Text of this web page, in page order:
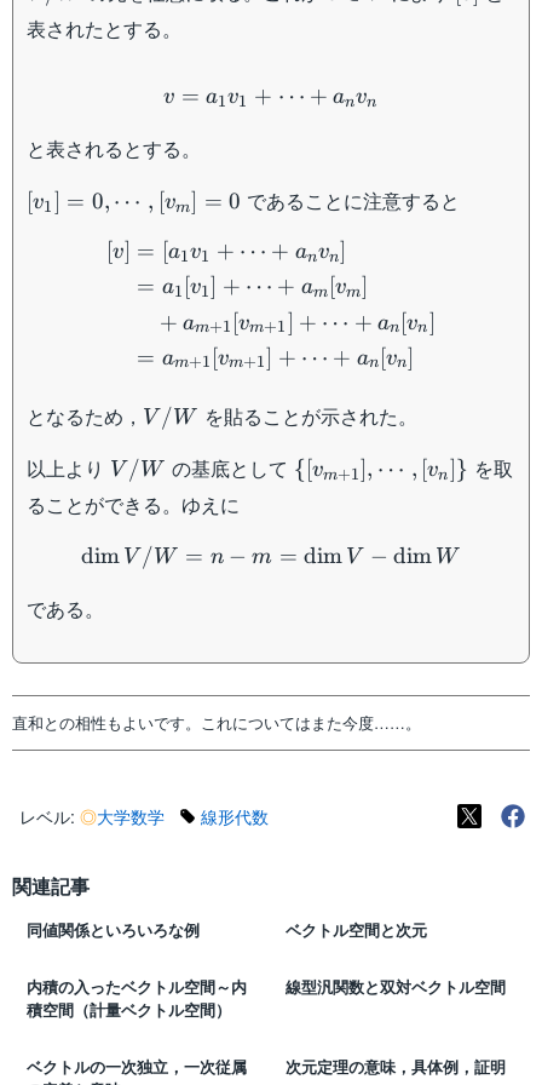
表されたとする。
v = a1v1 + ⋯ + anvn
と表されるとする。
[v_1]
[v1] = 0, ⋯ , [vm] = 0 であることに注意すると
[v] = [a1v1 + ⋯ + anvn]
= a1 [v1] + ⋯ + am [vm]
+ am+1 [vm+1] + ⋯ + an [vn]
= am+1 [vm+1] + ⋯ + an [vn]
となるため， V/W
V /W を貼ることが示された。
以上より V/W
V /W の基底として \{
[v_n] \}
{[vm+1], ⋯ , [vn]} を取
ることができる。ゆえに
dim V /W = n − m = dim V − dim W
である。
直和との相性もよいです。これについてはまた今度……。
レベル: ◎大学数学 線形代数
関連記事
同値関係といろいろな例 ベクトル空間と次元
内積の入ったベクトル空間～内
積空間（計量ベクトル空間）
線型汎関数と双対ベクトル空間
ベクトルの一次独立，一次従属
次元定理の意味，具体例，証明